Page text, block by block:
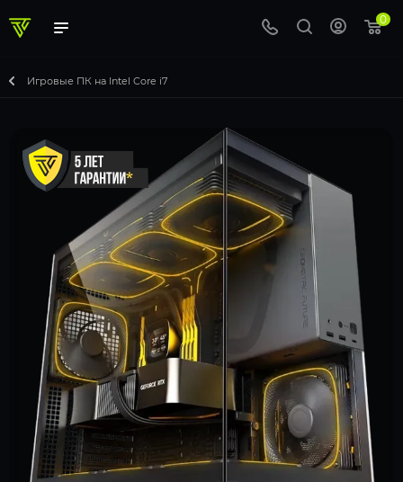
0
Игровые ПК на Intel Core i7